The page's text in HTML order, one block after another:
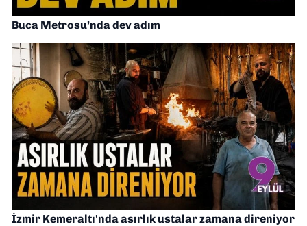
Buca Metrosu’nda dev adım
İzmir Kemeraltı'nda asırlık ustalar zamana direniyor